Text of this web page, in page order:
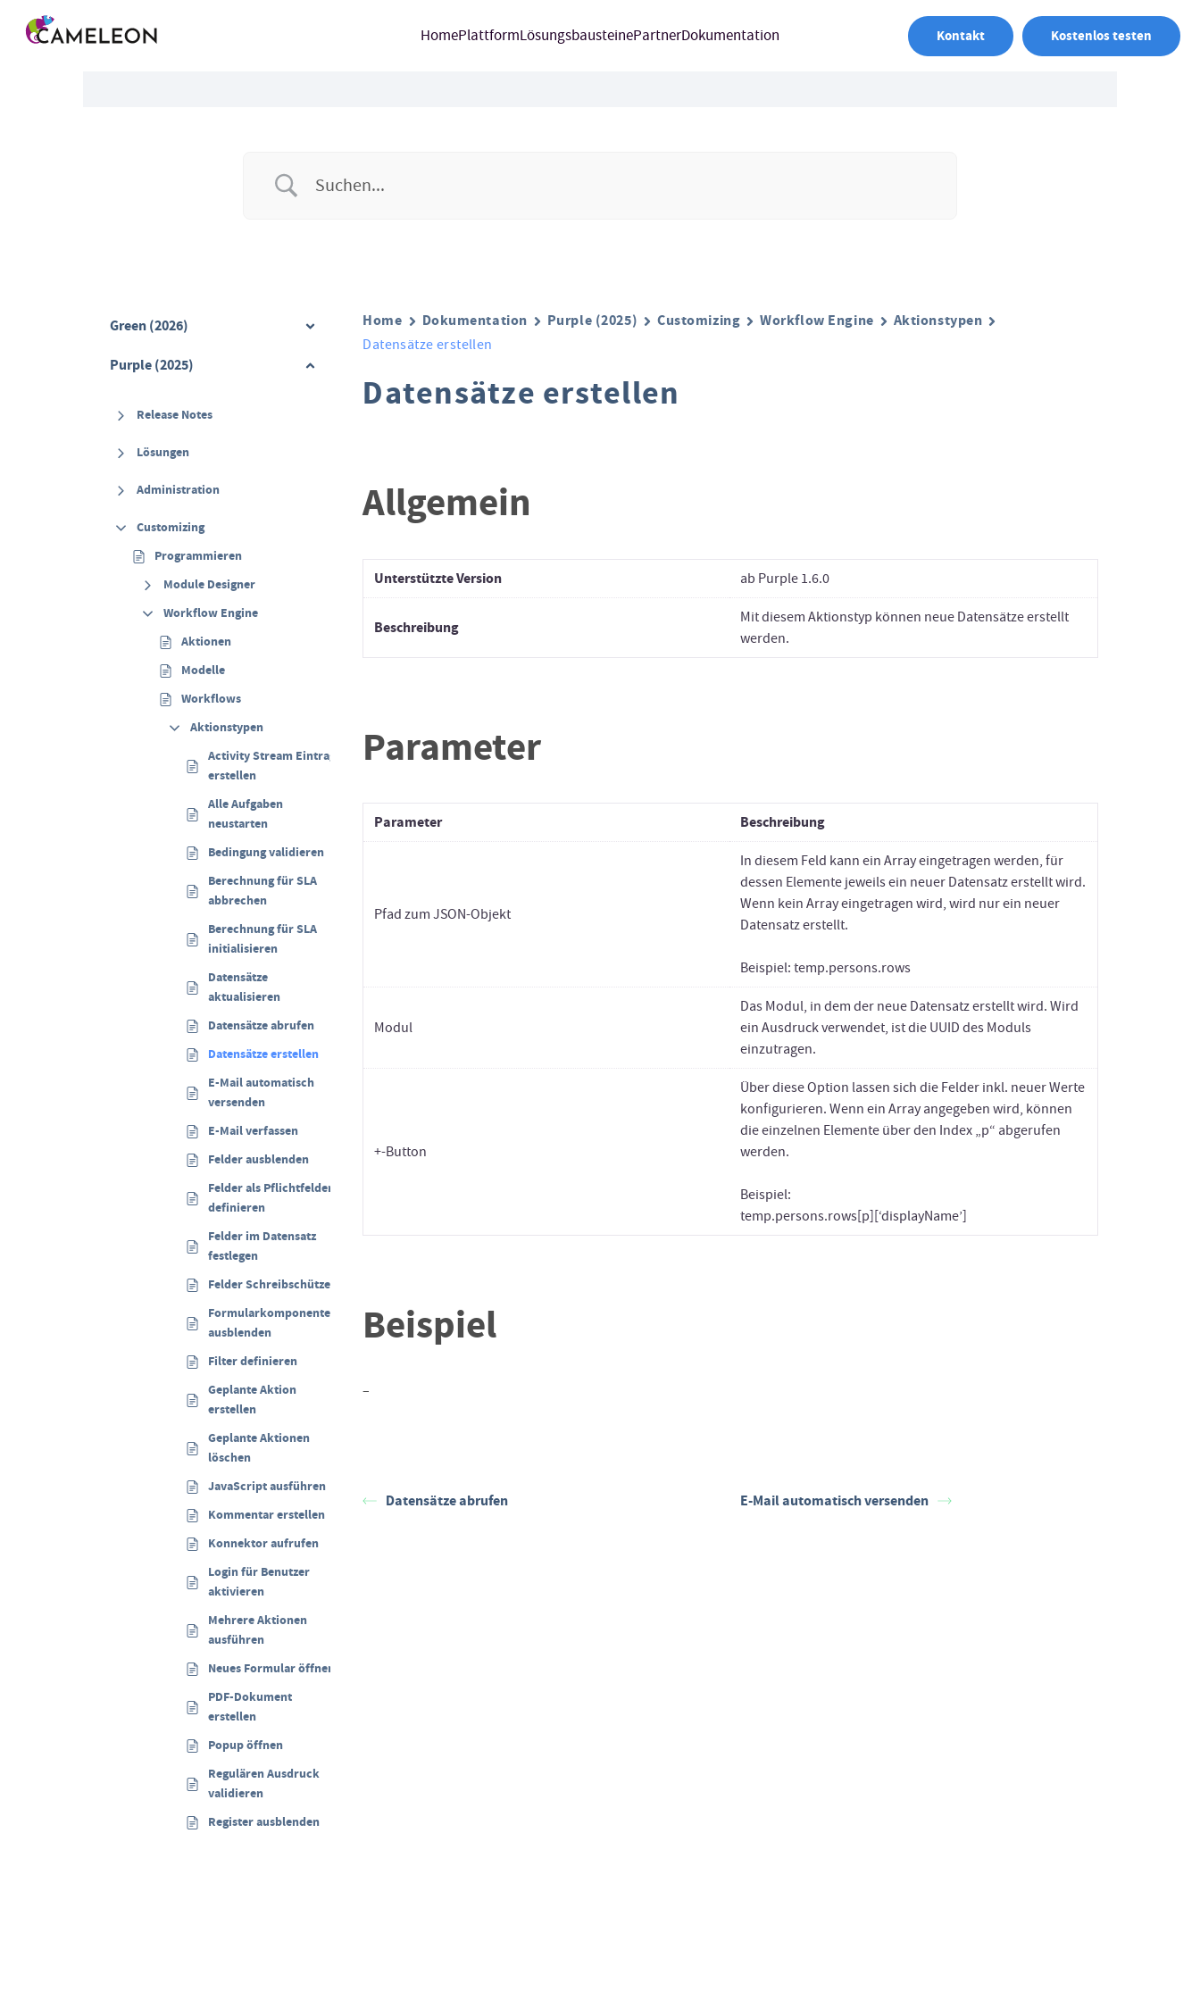
Menü überspringen
HomePlattformLösungsbausteinePartnerDokumentation Kontakt Kostenlos testen
Green (2026)
Purple (2025)
Release Notes
Lösungen
Administration
Customizing
Programmieren
Module Designer
Workflow Engine
Aktionen
Modelle
Workflows
Aktionstypen
Activity Stream Eintrag
erstellen
Alle Aufgaben
neustarten
Bedingung validieren
Berechnung für SLA
abbrechen
Berechnung für SLA
initialisieren
Datensätze
aktualisieren
Datensätze abrufen
Datensätze erstellen
E-Mail automatisch
versenden
E-Mail verfassen
Felder ausblenden
Felder als Pflichtfelder
definieren
Felder im Datensatz
festlegen
Felder Schreibschützen
Formularkomponenten
ausblenden
Filter definieren
Geplante Aktion
erstellen
Geplante Aktionen
löschen
JavaScript ausführen
Kommentar erstellen
Konnektor aufrufen
Login für Benutzer
aktivieren
Mehrere Aktionen
ausführen
Neues Formular öffnen
PDF-Dokument
erstellen
Popup öffnen
Regulären Ausdruck
validieren
Register ausblenden
Home Dokumentation Purple (2025) Customizing Workflow Engine Aktionstypen
Datensätze erstellen
Datensätze erstellen
Allgemein
Unterstützte Version ab Purple 1.6.0
Beschreibung
Mit diesem Aktionstyp können neue Datensätze erstellt
werden.
Parameter
Parameter Beschreibung
Pfad zum JSON-Objekt
In diesem Feld kann ein Array eingetragen werden, für
dessen Elemente jeweils ein neuer Datensatz erstellt wird.
Wenn kein Array eingetragen wird, wird nur ein neuer
Datensatz erstellt.
Beispiel: temp.persons.rows
Modul
Das Modul, in dem der neue Datensatz erstellt wird. Wird
ein Ausdruck verwendet, ist die UUID des Moduls
einzutragen.
+-Button
Über diese Option lassen sich die Felder inkl. neuer Werte
konfigurieren. Wenn ein Array angegeben wird, können
die einzelnen Elemente über den Index „p“ abgerufen
werden.
Beispiel:
temp.persons.rows[p][‘displayName’]
Beispiel
–
Datensätze abrufen E-Mail automatisch versenden